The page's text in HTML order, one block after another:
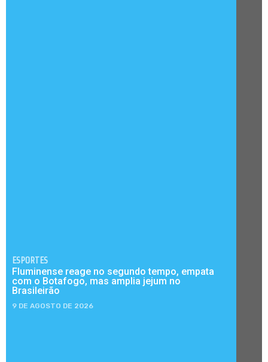
ESPORTES
Fluminense reage no segundo tempo, empata
com o Botafogo, mas amplia jejum no
Brasileirão
9 DE AGOSTO DE 2026